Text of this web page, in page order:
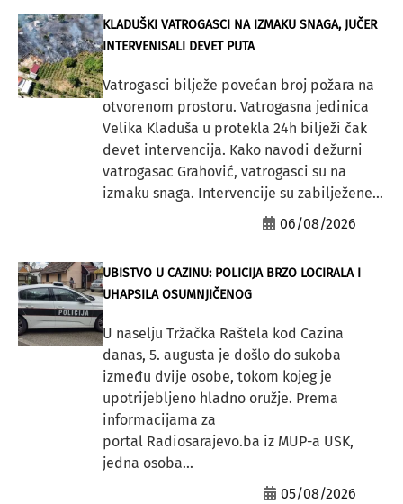
KLADUŠKI VATROGASCI NA IZMAKU SNAGA, JUČER
INTERVENISALI DEVET PUTA
Vatrogasci bilježe povećan broj požara na
otvorenom prostoru. Vatrogasna jedinica
Velika Kladuša u protekla 24h bilježi čak
devet intervencija. Kako navodi dežurni
vatrogasac Grahović, vatrogasci su na
izmaku snaga. Intervencije su zabilježene...
06/08/2026
UBISTVO U CAZINU: POLICIJA BRZO LOCIRALA I
UHAPSILA OSUMNJIČENOG
U naselju Tržačka Raštela kod Cazina
danas, 5. augusta je došlo do sukoba
između dvije osobe, tokom kojeg je
upotrijebljeno hladno oružje. Prema
informacijama za
portal Radiosarajevo.ba iz MUP-a USK,
jedna osoba...
05/08/2026